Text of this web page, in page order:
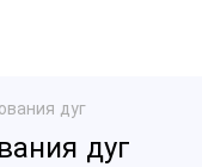
дуг
дуг